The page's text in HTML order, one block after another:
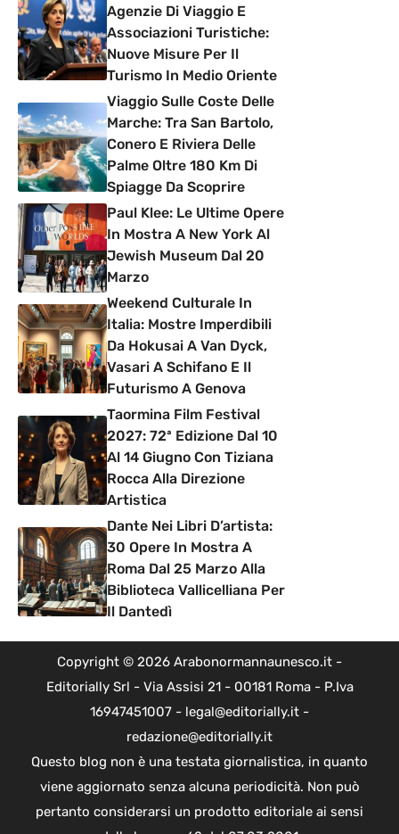
Agenzie Di Viaggio E
Associazioni Turistiche:
Nuove Misure Per Il
Turismo In Medio Oriente
Viaggio Sulle Coste Delle
Marche: Tra San Bartolo,
Conero E Riviera Delle
Palme Oltre 180 Km Di
Spiagge Da Scoprire
Paul Klee: Le Ultime Opere
In Mostra A New York Al
Jewish Museum Dal 20
Marzo
Weekend Culturale In
Italia: Mostre Imperdibili
Da Hokusai A Van Dyck,
Vasari A Schifano E Il
Futurismo A Genova
Taormina Film Festival
2027: 72ª Edizione Dal 10
Al 14 Giugno Con Tiziana
Rocca Alla Direzione
Artistica
Dante Nei Libri D’artista:
30 Opere In Mostra A
Roma Dal 25 Marzo Alla
Biblioteca Vallicelliana Per
Il Dantedì
Copyright © 2026 Arabonormannaunesco.it -
Editorially Srl - Via Assisi 21 - 00181 Roma - P.Iva
16947451007 - legal@editorially.it -
redazione@editorially.it
Questo blog non è una testata giornalistica, in quanto
viene aggiornato senza alcuna periodicità. Non può
pertanto considerarsi un prodotto editoriale ai sensi